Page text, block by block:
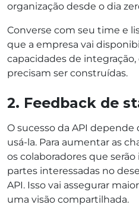
organização desde o dia
Converse com seu time e
que a empresa vai
capacidades de
precisam ser construídas.
2. Feedback de
O sucesso da API depende
usá-la. Para aumentar as
os colaboradores que
partes interessadas no
API. Isso vai assegurar
uma visão compartilhada.